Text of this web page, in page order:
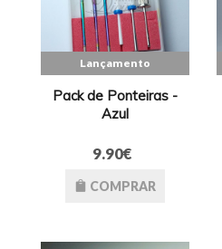
Lançamento
Pack de Ponteiras -
Azul
9.90€
COMPRAR